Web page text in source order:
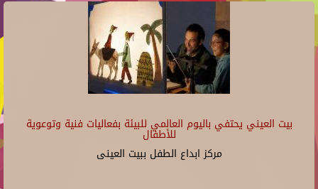
بيت العيني يحتفي باليوم العالمي للبيئة بفعاليات فنية وتوعوية
للأطفال
مركز ابداع الطفل ببيت العينى